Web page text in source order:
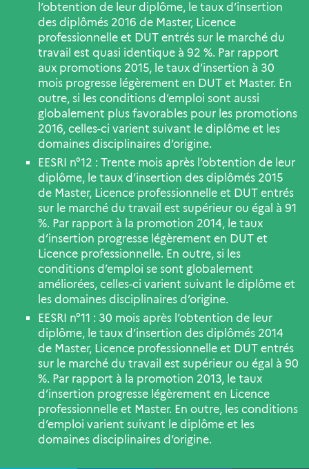
l’obtention de leur diplôme, le taux d’insertion
des diplômés 2016 de Master, Licence
professionnelle et DUT entrés sur le marché du
travail est quasi identique à 92 %. Par rapport
aux promotions 2015, le taux d’insertion à 30
mois progresse légèrement en DUT et Master. En
outre, si les conditions d’emploi sont aussi
globalement plus favorables pour les promotions
2016, celles-ci varient suivant le diplôme et les
domaines disciplinaires d’origine.
EESRI n°12 : Trente mois après l’obtention de leur
diplôme, le taux d’insertion des diplômés 2015
de Master, Licence professionnelle et DUT entrés
sur le marché du travail est supérieur ou égal à 91
%. Par rapport à la promotion 2014, le taux
d’insertion progresse légèrement en DUT et
Licence professionnelle. En outre, si les
conditions d’emploi se sont globalement
améliorées, celles-ci varient suivant le diplôme et
les domaines disciplinaires d’origine.
EESRI n°11 : 30 mois après l’obtention de leur
diplôme, le taux d’insertion des diplômés 2014
de Master, Licence professionnelle et DUT entrés
sur le marché du travail est supérieur ou égal à 90
%. Par rapport à la promotion 2013, le taux
d’insertion progresse légèrement en Licence
professionnelle et Master. En outre, les conditions
d’emploi varient suivant le diplôme et les
domaines disciplinaires d’origine.